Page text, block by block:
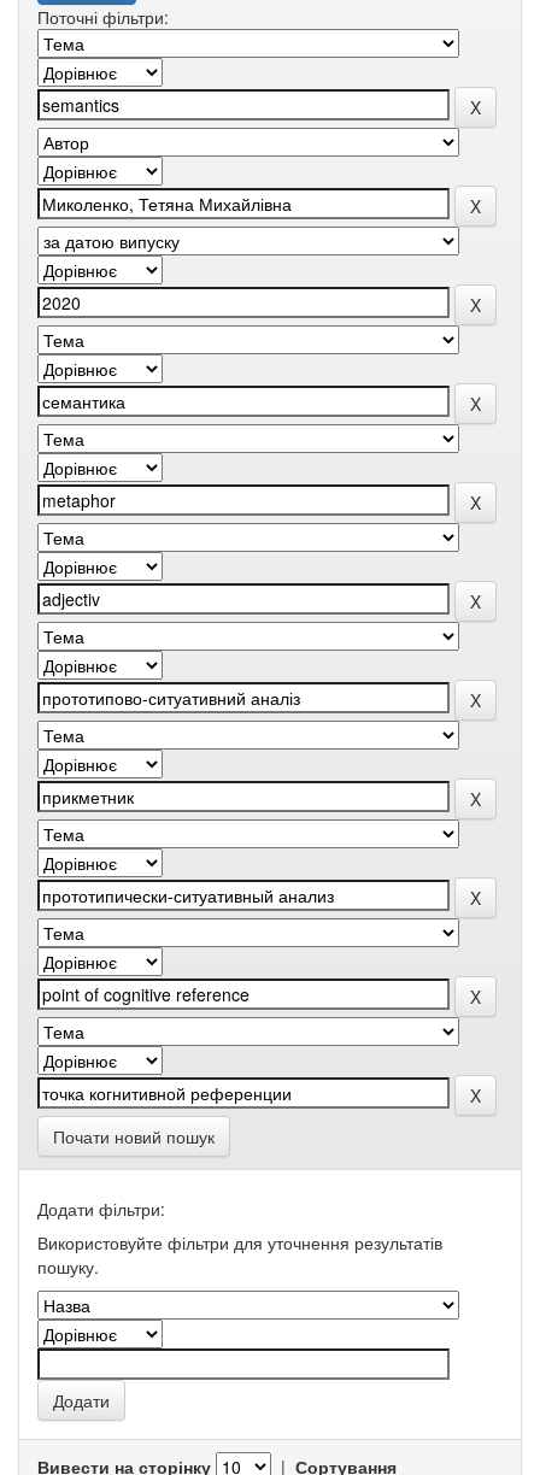
Поточні фільтри:
Почати новий пошук
Додати фільтри:
Використовуйте фільтри для уточнення результатів
пошуку.
Вивести на сторінку | Сортування